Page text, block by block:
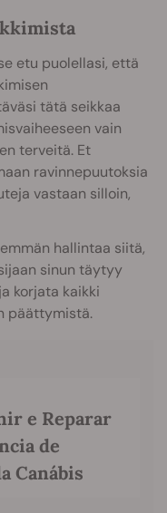
etu puolellasi, että
tätä seikkaa
vain
terveitä. Et
ravinnepuutoksia
vastaan silloin,
hallintaa siitä,
sinun täytyy
korjata kaikki
päättymistä.
e Reparar
de
Canábis